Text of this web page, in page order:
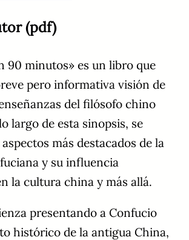
(pdf)
90 minutos» es un libro que
pero informativa visión de
del filósofo chino
largo de esta sinopsis, se
más destacados de la
y su influencia
la cultura china y más allá.
presentando a Confucio
histórico de la antigua China,